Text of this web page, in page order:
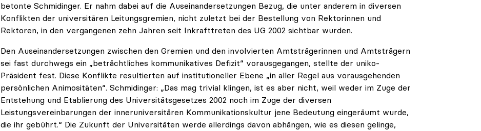
betonte Schmidinger. Er nahm dabei auf die Auseinandersetzungen Bezug, die unter anderem in diversen
Konflikten der universitären Leitungsgremien, nicht zuletzt bei der Bestellung von Rektorinnen und
Rektoren, in den vergangenen zehn Jahren seit Inkrafttreten des UG 2002 sichtbar wurden.
Den Auseinandersetzungen zwischen den Gremien und den involvierten Amtsträgerinnen und Amtsträgern
sei fast durchwegs ein „beträchtliches kommunikatives Defizit“ vorausgegangen, stellte der uniko-
Präsident fest. Diese Konflikte resultierten auf institutioneller Ebene „in aller Regel aus vorausgehenden
persönlichen Animositäten“. Schmidinger: „Das mag trivial klingen, ist es aber nicht, weil weder im Zuge der
Entstehung und Etablierung des Universitätsgesetzes 2002 noch im Zuge der diversen
Leistungsvereinbarungen der inneruniversitären Kommunikationskultur jene Bedeutung eingeräumt wurde,
die ihr gebührt.“ Die Zukunft der Universitäten werde allerdings davon abhängen, wie es diesen gelinge,